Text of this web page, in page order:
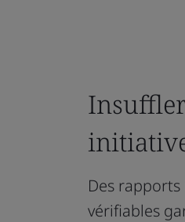
Des
vérifiables